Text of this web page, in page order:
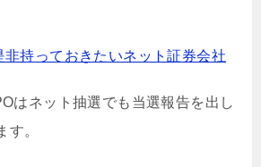
非持っておきたいネット証券会社
はネット抽選でも当選報告を出し
す。